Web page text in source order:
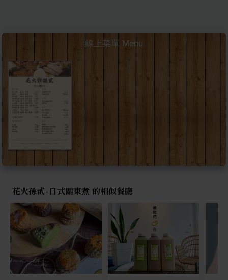
線上菜單 Menu
花火孫貳-日式關東煮 的相似餐廳